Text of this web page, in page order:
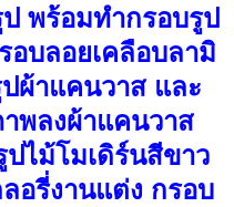
พร้อมทำกรอบรูป
บลอยเคลือบลามิ
ผ้าแคนวาส และ
พลงผ้าแคนวาส
ไม้โมเดิร์นสีขาว
อรี่งานแต่ง กรอบ